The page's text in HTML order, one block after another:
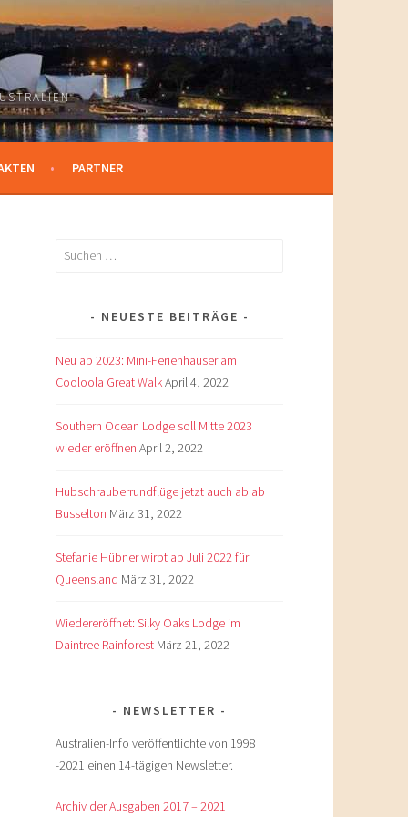
PARTNER
Suchen
NEUESTE BEITRÄGE
Neu ab 2023: Mini-Ferienhäuser am
Cooloola Great WalkApril 4, 2022
Southern Ocean Lodge soll Mitte 2023
wieder eröffnen April 2, 2022
Hubschrauberrundflüge jetzt auch ab ab
Busselton März 31, 2022
Stefanie Hübner wirbt ab Juli 2022 für
Queensland März 31, 2022
Wiedereröffnet: Silky Oaks Lodge im
Daintree Rainforest März 21, 2022
NEWSLETTER
Australien-Info veröffentlichte von 1998
-2021 einen 14-tägigen Newsletter.
Archiv der Ausgaben 2017 – 2021